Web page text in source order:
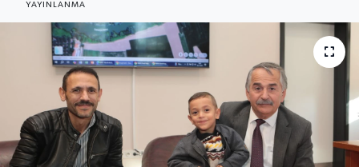
YAYINLANMA